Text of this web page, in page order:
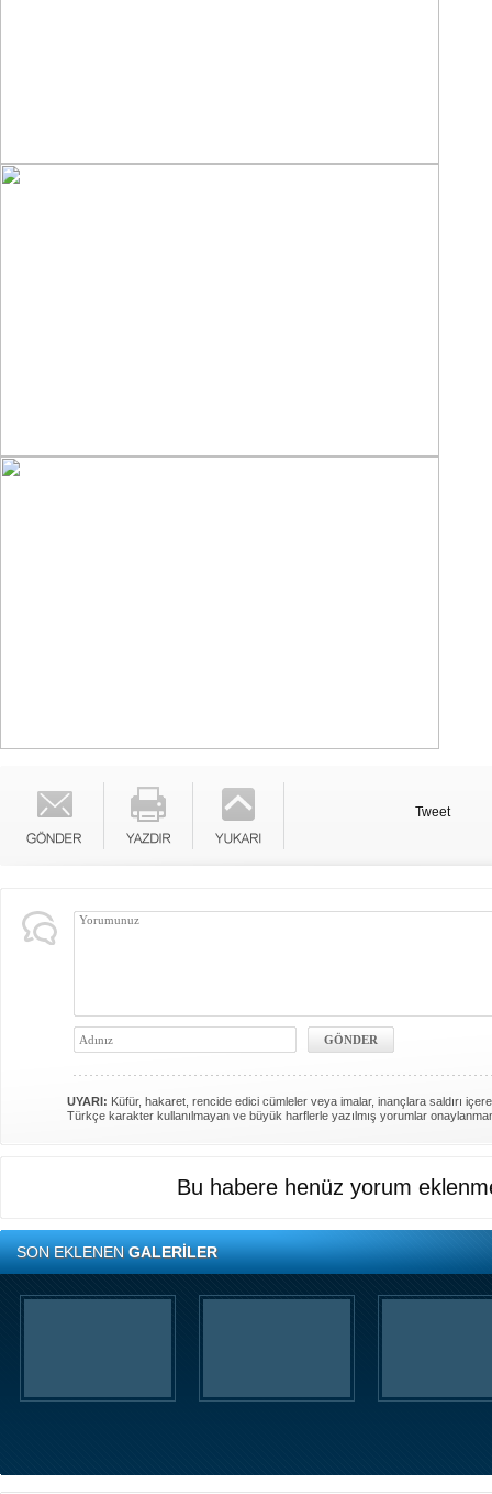
Tweet
UYARI: Küfür, hakaret, rencide edici cümleler veya imalar, inançlara saldırı
Türkçe karakter kullanılmayan ve büyük harflerle yazılmış yorumlar
Bu habere henüz yorum
SON EKLENENGALERİLER